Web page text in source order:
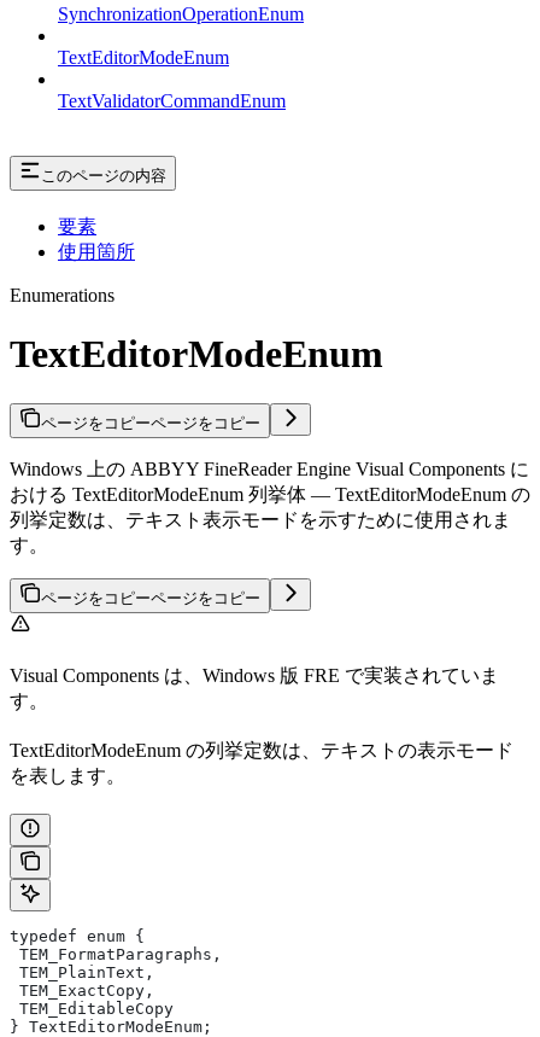
SynchronizationOperationEnum
TextEditorModeEnum
TextValidatorCommandEnum
このページの内容
要素
使用箇所
Enumerations
TextEditorModeEnum
ページをコピーページをコピー
Windows 上の ABBYY FineReader Engine Visual Components に
おける TextEditorModeEnum 列挙体 — TextEditorModeEnum の
列挙定数は、テキスト表示モードを示すために使用されま
す。
ページをコピーページをコピー
Visual Components は、Windows 版 FRE で実装されていま
す。
TextEditorModeEnum の列挙定数は、テキストの表示モード
を表します。
typedef enum {
TEM_FormatParagraphs,
TEM_PlainText,
TEM_ExactCopy,
TEM_EditableCopy
} TextEditorModeEnum;